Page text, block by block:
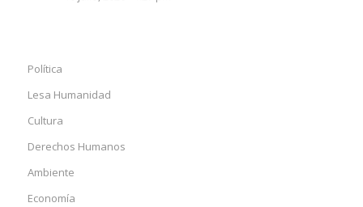
Política
Lesa Humanidad
Cultura
Derechos Humanos
Ambiente
Economía